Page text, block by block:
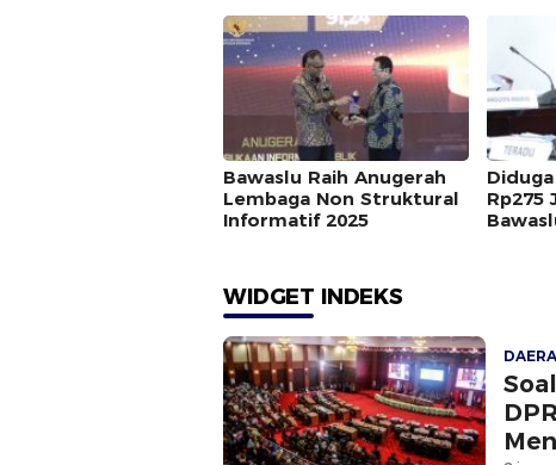
Bawaslu Raih Anugerah
Lembaga Non Struktural
Informatif 2025
Rp275
WIDGET INDEKS